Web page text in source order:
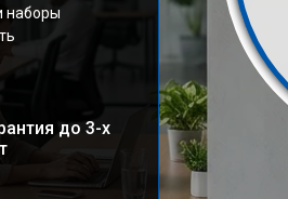
наборы
до 3-х